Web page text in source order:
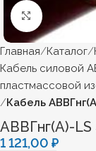
Нажмите,
Главная Каталог
Кабель силовой
пластмассовой
Кабель
АВВГнг(А)-
1 121,00 ₽